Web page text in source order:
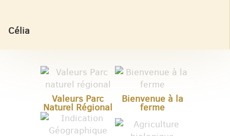
Célia
Valeurs Parc
Naturel Régional
Bienvenue à la
ferme